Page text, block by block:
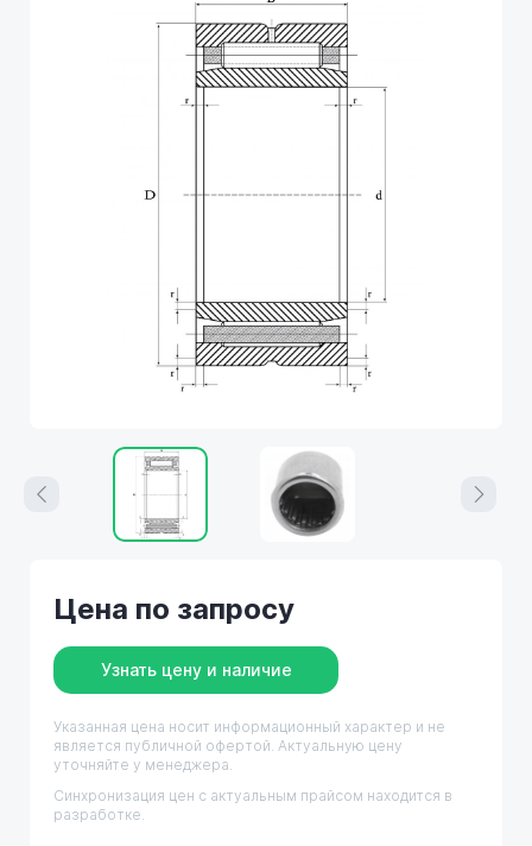
Цена по запросу
Узнать цену и наличие
Указанная цена носит информационный характер и не
является публичной офертой. Актуальную цену
уточняйте у менеджера.
Синхронизация цен с актуальным прайсом находится в
разработке.